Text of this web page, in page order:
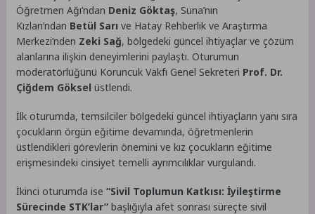
Öğretmen Ağı’ndan Deniz Göktaş, Suna’nın
Kızları’ndan Betül Sarı ve Hatay Rehberlik ve Araştırma
Merkezi’nden Zeki Sağ, bölgedeki güncel ihtiyaçlar ve çözüm
alanlarına ilişkin deneyimlerini paylaştı. Oturumun
moderatörlüğünü Koruncuk Vakfı Genel Sekreteri Prof. Dr.
Çiğdem Göksel üstlendi.
İlk oturumda, temsilciler bölgedeki güncel ihtiyaçların yanı sıra
çocukların örgün eğitime devamında, öğretmenlerin
üstlendikleri görevlerin önemini ve kız çocukların eğitime
erişmesindeki cinsiyet temelli ayrımcılıklar vurgulandı.
İkinci oturumda ise“Sivil Toplumun Katkısı: İyileştirme
Sürecinde STK’lar” başlığıyla afet sonrası süreçte sivil